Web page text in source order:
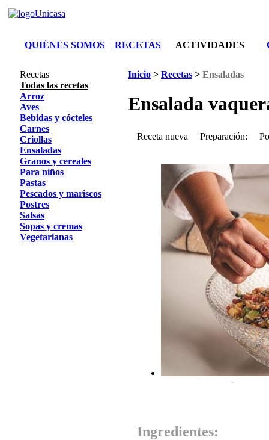
QUIÉNES SOMOS RECETAS ACTIVIDADES
Recetas
Todas las recetas
Arroz
Aves
Bebidas y cócteles
Carnes
Criollas
Ensaladas
Granos y cereales
Para niños
Pastas
Pescados y mariscos
Postres
Salsas
Sopas y cremas
Vegetarianas
Inicio > Recetas > Ensaladas
Ensalada
Receta nueva Preparación:
-
Ingredientes: